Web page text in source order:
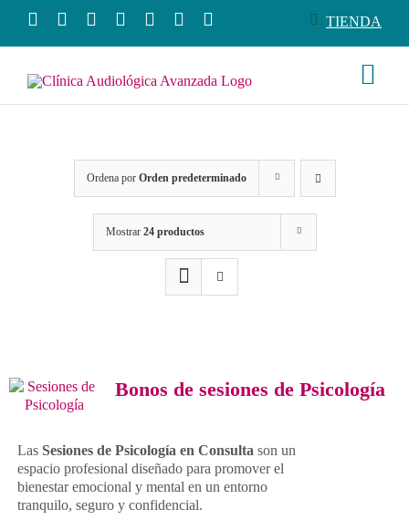
contenido
TIENDA
Productos
Llámanos 912 129 122
Ordena por Orden predeterminado
Mostrar 24 productos
Bonos de sesiones de Psicología
Las Sesiones de Psicología en Consulta son un
espacio profesional diseñado para promover el
bienestar emocional y mental en un entorno
tranquilo, seguro y confidencial.